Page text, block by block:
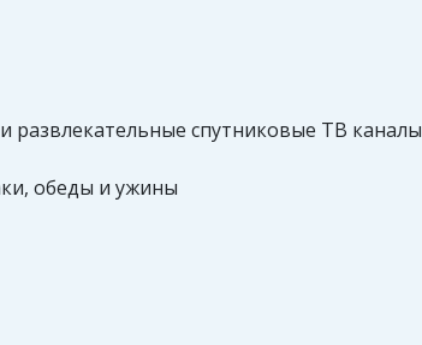
развлекательные спутниковые ТВ каналы
обеды и ужины